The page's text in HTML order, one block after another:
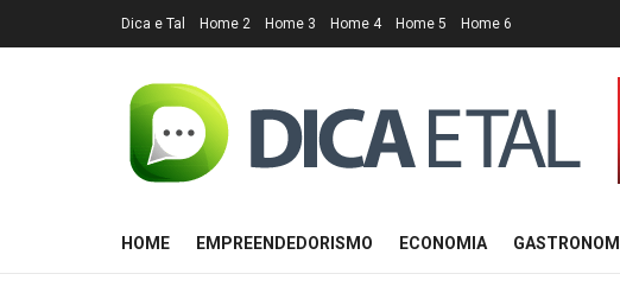
Dica e Tal Home 2 Home 3 Home 4 Home 5 Home 6
HOME EMPREENDEDORISMO ECONOMIA